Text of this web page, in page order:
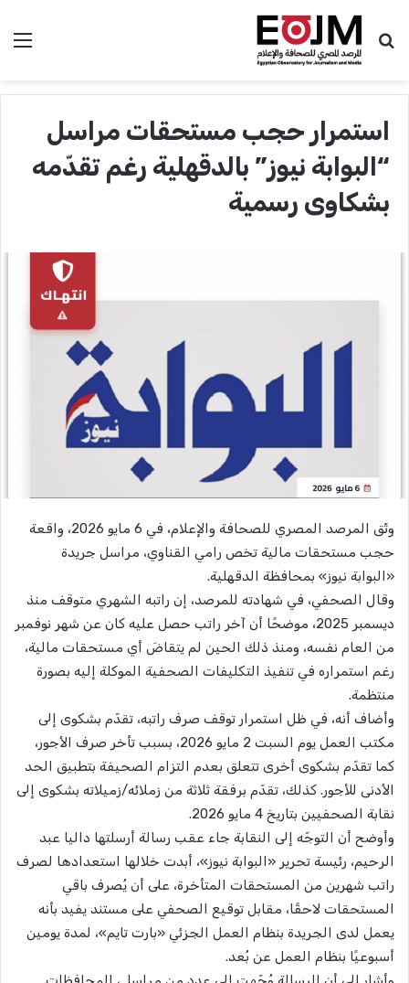
بحث عن
استمرار حجب مستحقات مراسل
“البوابة نيوز” بالدقهلية رغم تقدّمه
بشكاوى رسمية
وثّق المرصد المصري للصحافة والإعلام، في 6 مايو 2026، واقعة
حجب مستحقات مالية تخص رامي القناوي، مراسل جريدة
«البوابة نيوز» بمحافظة الدقهلية.
وقال الصحفي، في شهادته للمرصد، إن راتبه الشهري متوقف منذ
ديسمبر 2025، موضحًا أن آخر راتب حصل عليه كان عن شهر نوفمبر
من العام نفسه، ومنذ ذلك الحين لم يتقاضَ أي مستحقات مالية،
رغم استمراره في تنفيذ التكليفات الصحفية الموكلة إليه بصورة
منتظمة.
وأضاف أنه، في ظل استمرار توقف صرف راتبه، تقدّم بشكوى إلى
مكتب العمل يوم السبت 2 مايو 2026، بسبب تأخر صرف الأجور،
كما تقدّم بشكوى أخرى تتعلق بعدم التزام الصحيفة بتطبيق الحد
الأدنى للأجور. كذلك، تقدّم برفقة ثلاثة من زملائه/زميلاته بشكوى إلى
نقابة الصحفيين بتاريخ 4 مايو 2026.
وأوضح أن التوجّه إلى النقابة جاء عقب رسالة أرسلتها داليا عبد
الرحيم، رئيسة تحرير «البوابة نيوز»، أبدت خلالها استعدادها لصرف
راتب شهرين من المستحقات المتأخرة، على أن يُصرف باقي
المستحقات لاحقًا، مقابل توقيع الصحفي على مستند يفيد بأنه
يعمل لدى الجريدة بنظام العمل الجزئي «بارت تايم»، لمدة يومين
أسبوعيًا بنظام العمل عن بُعد.